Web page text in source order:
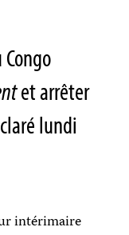
et arrêter
lundi
intérimaire